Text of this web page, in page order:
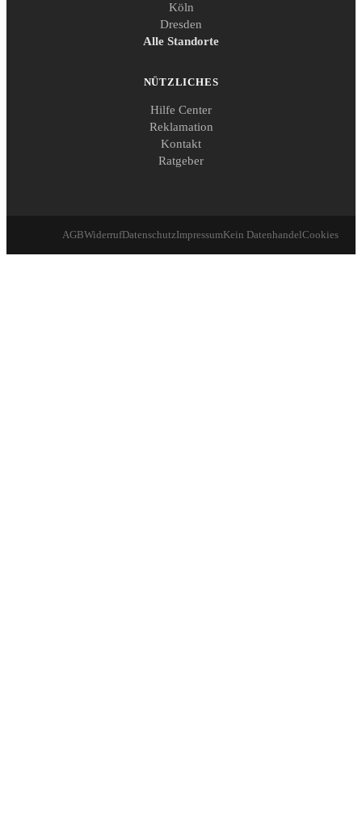
Köln
Dresden
Alle Standorte
NÜTZLICHES
Hilfe Center
Reklamation
Kontakt
Ratgeber
AGBWiderrufDatenschutzImpressumKein DatenhandelCookies